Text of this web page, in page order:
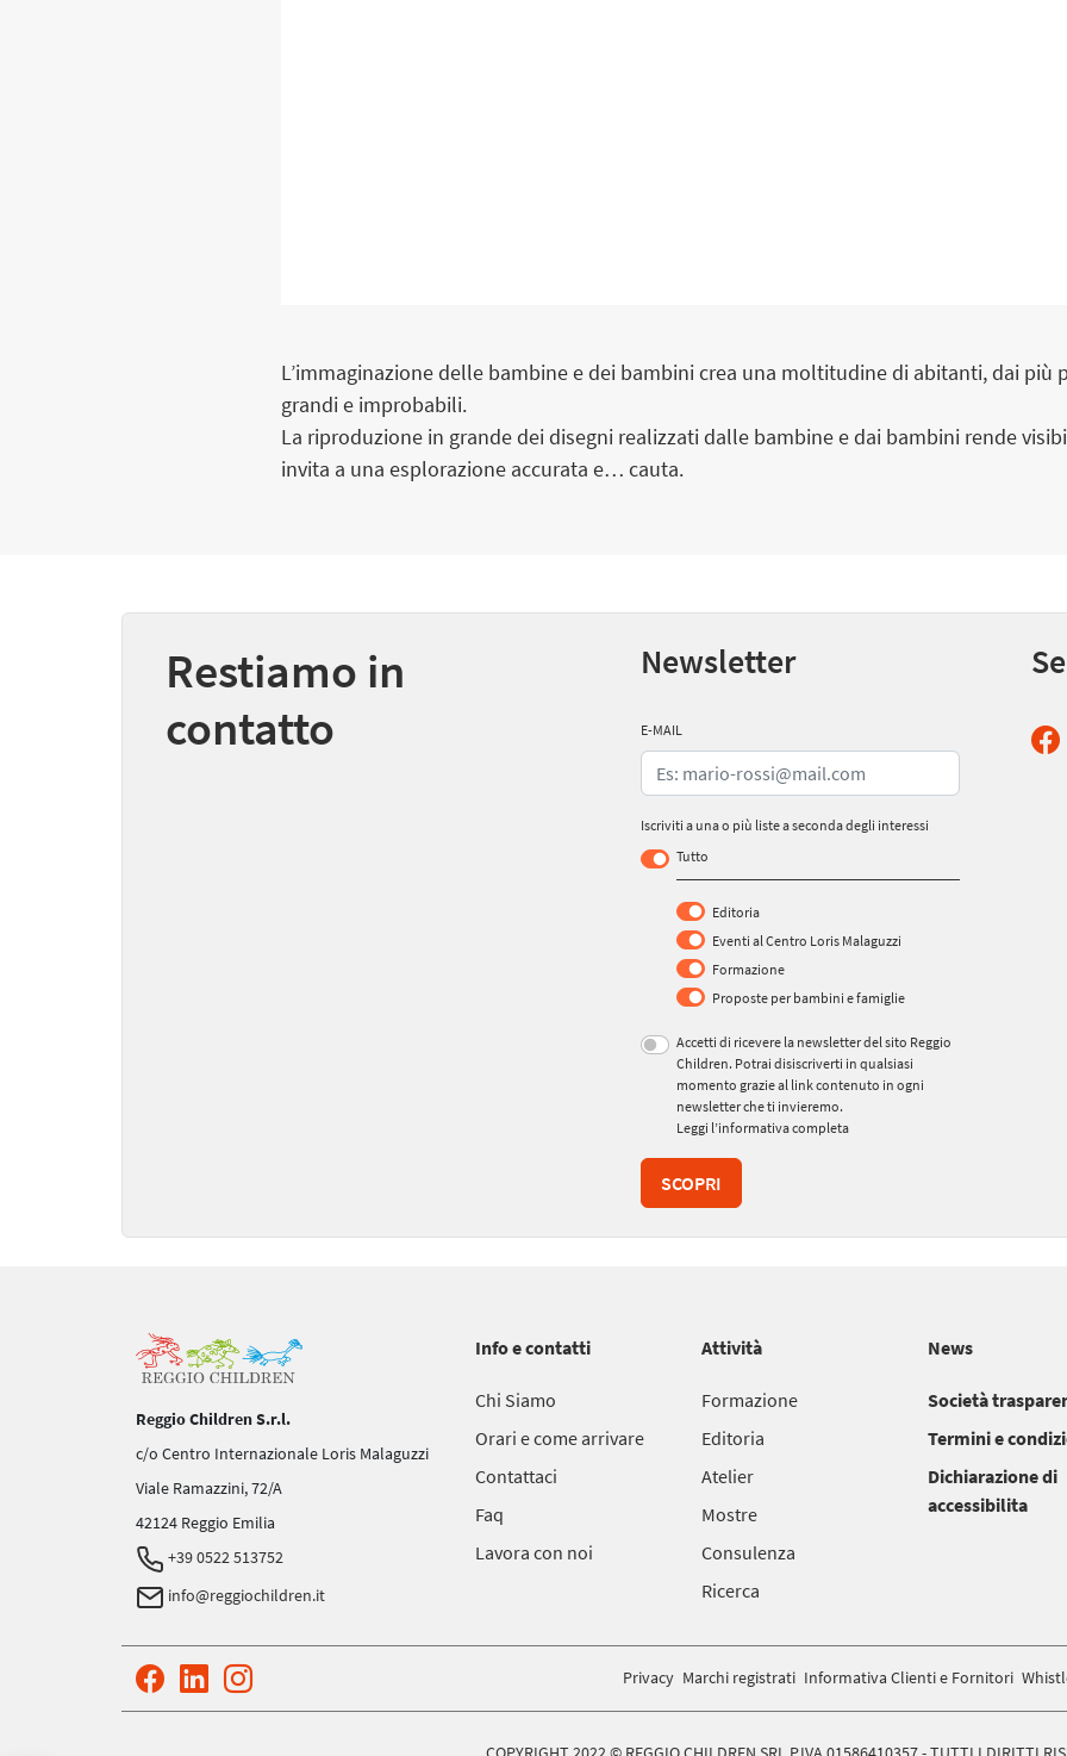
L’immaginazione delle bambine e dei bambini crea una moltitudine di abitanti, dai più
grandi e improbabili.
La riproduzione in grande dei disegni realizzati dalle bambine e dai bambini rende
invita a una esplorazione accurata e… cauta.
Restiamo in
contatto
Newsletter
E-MAIL
Iscriviti a una o più liste a seconda degli interessi
Tutto
Editoria
Eventi al Centro Loris Malaguzzi
Formazione
Proposte per bambini e famiglie
Accetti di ricevere la newsletter del sito Reggio
Children. Potrai disiscriverti in qualsiasi
momento grazie al link contenuto in ogni
newsletter che ti invieremo.
Leggi l’informativa completa
SCOPRI
Reggio Children S.r.l.
c/o Centro Internazionale Loris Malaguzzi
Viale Ramazzini, 72/A
42124 Reggio Emilia
+39 0522 513752
info@reggiochildren.it
Info e contatti
Chi Siamo
Orari e come arrivare
Contattaci
Faq
Lavora con noi
Attività
Formazione
Editoria
Atelier
Mostre
Consulenza
Ricerca
News
Società
Termini e
Dichiarazione di
accessibilita
Privacy Marchi registrati Informativa Clienti e Fornitori